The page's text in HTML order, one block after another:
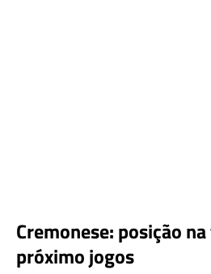
Cremonese: posição
próximo jogos